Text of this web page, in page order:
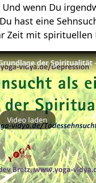
wenn Du
hast eine
Zeit mit spirituellen
Video laden